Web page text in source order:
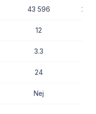
43 596
12
3.3
24
Nej